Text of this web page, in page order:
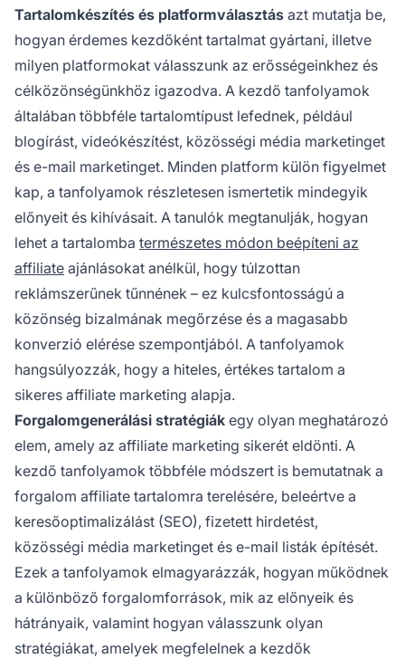
Tartalomkészítés és platformválasztás azt mutatja be,
hogyan érdemes kezdőként tartalmat gyártani, illetve
milyen platformokat válasszunk az erősségeinkhez és
célközönségünkhöz igazodva. A kezdő tanfolyamok
általában többféle tartalomtípust lefednek, például
blogírást, videókészítést, közösségi média marketinget
és e-mail marketinget. Minden platform külön figyelmet
kap, a tanfolyamok részletesen ismertetik mindegyik
előnyeit és kihívásait. A tanulók megtanulják, hogyan
lehet a tartalomba természetes módon beépíteni az
affiliate ajánlásokat anélkül, hogy túlzottan
reklámszerűnek tűnnének – ez kulcsfontosságú a
közönség bizalmának megőrzése és a magasabb
konverzió elérése szempontjából. A tanfolyamok
hangsúlyozzák, hogy a hiteles, értékes tartalom a
sikeres affiliate marketing alapja.
Forgalomgenerálási stratégiák egy olyan meghatározó
elem, amely az affiliate marketing sikerét eldönti. A
kezdő tanfolyamok többféle módszert is bemutatnak a
forgalom affiliate tartalomra terelésére, beleértve a
keresőoptimalizálást (SEO), fizetett hirdetést,
közösségi média marketinget és e-mail listák építését.
Ezek a tanfolyamok elmagyarázzák, hogyan működnek
a különböző forgalomforrások, mik az előnyeik és
hátrányaik, valamint hogyan válasszunk olyan
stratégiákat, amelyek megfelelnek a kezdők